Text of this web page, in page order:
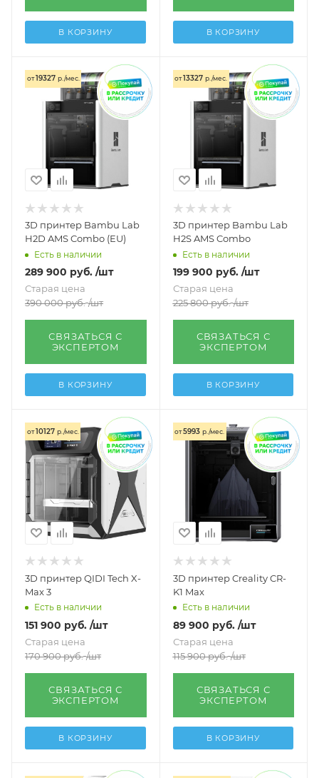
В КОРЗИНУ В КОРЗИНУ
от19327 р./мес.
3D принтер Bambu Lab
H2D AMS Combo (EU)
Есть в наличии
289 900 руб. /шт
Старая цена
390 000руб. /шт
СВЯЗАТЬСЯ С
ЭКСПЕРТОМ
В КОРЗИНУ
от13327 р./мес.
3D принтер Bambu Lab
H2S AMS Combo
Есть в наличии
199 900 руб. /шт
Старая цена
225 800руб. /шт
СВЯЗАТЬСЯ С
ЭКСПЕРТОМ
В КОРЗИНУ
от10127 р./мес.
3D принтер QIDI Tech X-
Max 3
Есть в наличии
151 900 руб. /шт
Старая цена
170 900руб. /шт
СВЯЗАТЬСЯ С
ЭКСПЕРТОМ
В КОРЗИНУ
от5993 р./мес.
3D принтер Creality CR-
K1 Max
Есть в наличии
89 900 руб. /шт
Старая цена
115 900руб. /шт
СВЯЗАТЬСЯ С
ЭКСПЕРТОМ
В КОРЗИНУ